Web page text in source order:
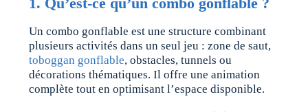
Un combo gonflable est une structure combinant
plusieurs activités dans un seul jeu : zone de saut,
toboggan gonflable, obstacles, tunnels ou
décorations thématiques. Il offre une animation
complète tout en optimisant l’espace disponible.